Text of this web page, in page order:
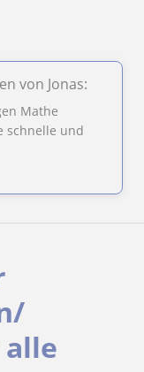
von Jonas:
Mathe
schnelle und